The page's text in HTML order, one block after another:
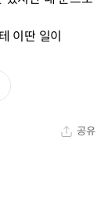
이딴 일이
공유